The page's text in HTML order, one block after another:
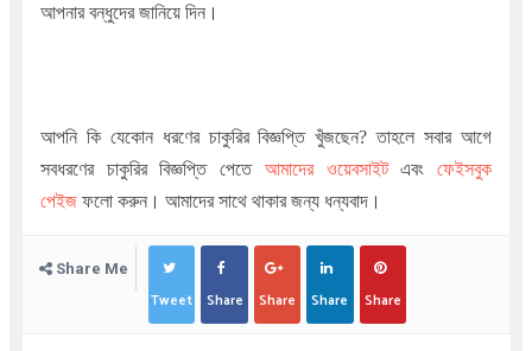
আপনার বন্ধুদের জানিয়ে দিন।
আপনি কি যেকোন ধরণের চাকুরির বিজ্ঞপ্তি খুঁজছেন?তাহলে সবার আগে
সবধরণের চাকুরির বিজ্ঞপ্তি পেতে
আমাদের ওয়েবসাইট এবংফেইসবুক
পেইজফলো করুন। আমাদের সাথে থাকার জন্য ধন্যবাদ।
Share Me
Tweet Share Share Share Share